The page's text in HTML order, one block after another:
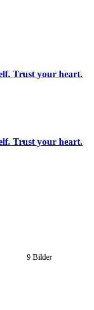
Trust your heart.
Trust your heart.
9 Bilder